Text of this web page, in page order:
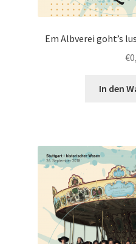
Em Albverei goht’s
€
In den